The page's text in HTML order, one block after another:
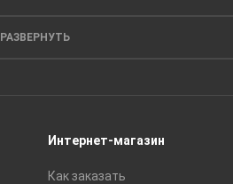
Сухие смеси
РАЗВЕРНУТЬ
Интернет-магазин
Как заказать